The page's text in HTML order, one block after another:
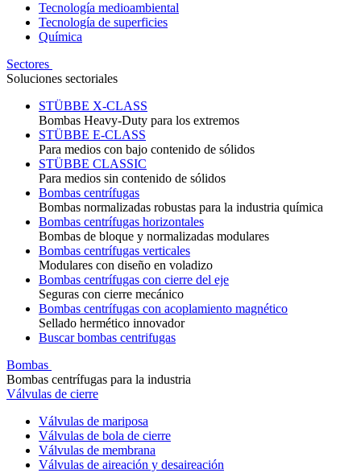
Tecnología medioambiental
Tecnología de superficies
Química
Sectores
Soluciones sectoriales
STÜBBE X-CLASS
Bombas Heavy-Duty para los extremos
STÜBBE E-CLASS
Para medios con bajo contenido de sólidos
STÜBBE CLASSIC
Para medios sin contenido de sólidos
Bombas centrífugas
Bombas normalizadas robustas para la industria química
Bombas centrífugas horizontales
Bombas de bloque y normalizadas modulares
Bombas centrífugas verticales
Modulares con diseño en voladizo
Bombas centrífugas con cierre del eje
Seguras con cierre mecánico
Bombas centrífugas con acoplamiento magnético
Sellado hermético innovador
Buscar bombas centrifugas
Bombas
Bombas centrífugas para la industria
Válvulas de cierre
Válvulas de mariposa
Válvulas de bola de cierre
Válvulas de membrana
Válvulas de aireación y desaireación